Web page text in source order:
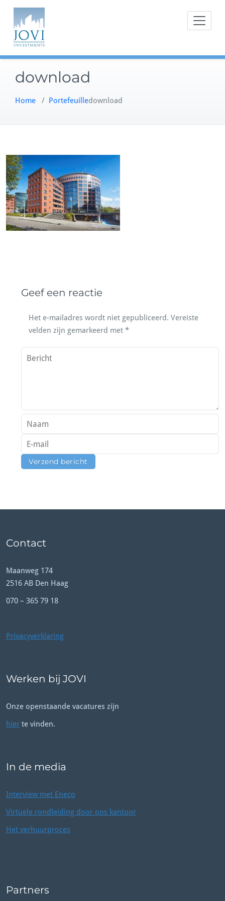
Doorgaan
inhoud
download
Home / Portefeuilledownload
Geef een reactie
Het e-mailadres wordt niet gepubliceerd. Vereiste
velden zijn gemarkeerd met *
Contact
Maanweg 174
2516 AB Den Haag
070 – 365 79 18
Privacyverklaring
Werken bij JOVI
Onze openstaande vacatures zijn
hier te vinden.
In de media
Interview met Eneco
Virtuele rondleiding door ons kantoor
Het verhuurproces
Partners